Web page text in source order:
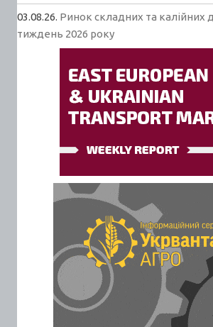
03.08.26. Ринок складних та калійних
тиждень 2026 року